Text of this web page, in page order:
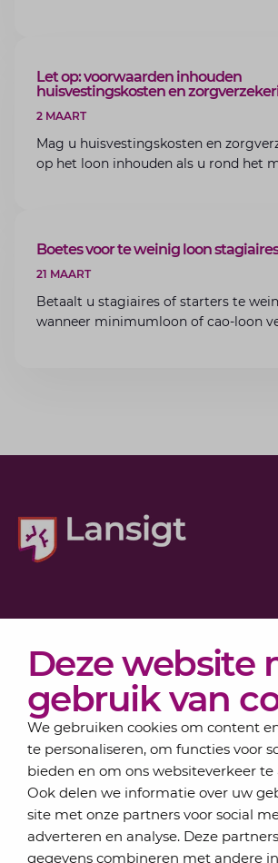
Deze website
gebruik van
We gebruiken cookies om content
te personaliseren, om functies voor
bieden en om ons websiteverkeer te
Ook delen we informatie over uw
site met onze partners voor social
adverteren en analyse. Deze
gegevens combineren met andere
ARTIKEL
Let op: voorwaarden inhouden
huisvestingskosten en
2 MAART
Mag u huisvestingskosten en
op het loon inhouden als u rond het
ARTIKEL
Boetes voor te weinig loon
21 MAART
Betaalt u stagiaires of starters te
wanneer minimumloon of cao-loon
Actueel
Over Lansigt
Contact
Schrijf je in voor onze
Elke maand bundelen de adviseurs
de eSigt het nieuws.